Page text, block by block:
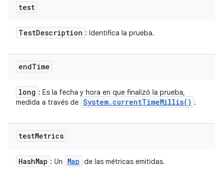
test
TestDescription : Identifica la prueba.
endTime
long : Es la fecha y hora en que finalizó la prueba,
medida a través de System. currentTimeMillis( ) .
testMetrics
HashMap : Un Map de las métricas emitidas.